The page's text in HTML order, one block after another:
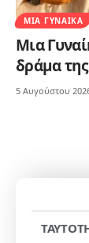
ΜΙΑ ΓΥΝΑΊΚΑ
Μια
δράμα
5 Αυγούστου